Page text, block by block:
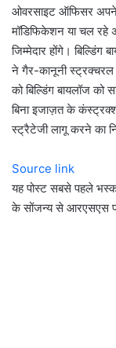
ओवरसाइट ऑफिसर
मॉडिफिकेशन या चल
जिम्मेदार होंगे।
ने गैर-कानूनी
को बिल्डिंग बायलॉज
बिना इजाज़त के
स्ट्रैटेजी लागू करने का
Source link
यह पोस्ट सबसे पहले
के सोंजन्य से आरएसएस